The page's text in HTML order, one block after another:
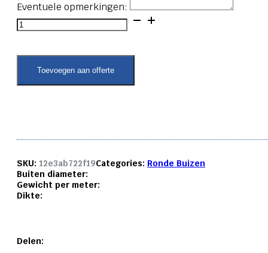
Eventuele opmerkingen:
Ronde
buis
106x3
aantalToevoegen aan offerte
SKU: 12e3ab722f19Categories: Ronde Buizen
Buiten diameter:
Gewicht per meter:
Dikte:
Delen: